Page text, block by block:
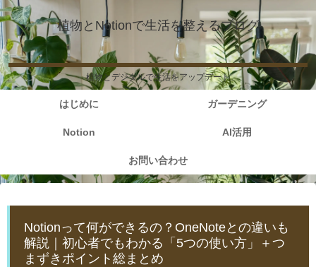
植物とNotionで生活を整えるブログ
植物とデジタルで生活をアップデート
はじめに ガーデニング
Notion AI活用
お問い合わせ
Notionって何ができるの？OneNoteとの違いも
解説｜初心者でもわかる「5つの使い方」＋つ
まずきポイント総まとめ